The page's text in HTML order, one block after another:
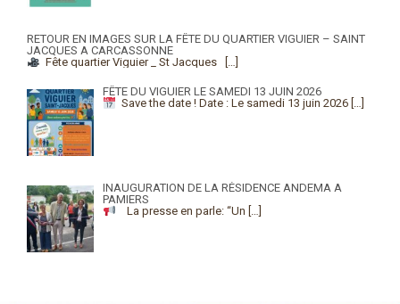
RETOUR EN IMAGES SUR LA FÊTE DU QUARTIER VIGUIER – SAINT
JACQUES A CARCASSONNE
Fête quartier Viguier _ St Jacques
[…]
FÊTE DU VIGUIER LE SAMEDI 13 JUIN 2026
Save the date ! Date : Le samedi 13 juin 2026 […]
INAUGURATION DE LA RÉSIDENCE ANDEMA A
PAMIERS
La presse en parle: “Un